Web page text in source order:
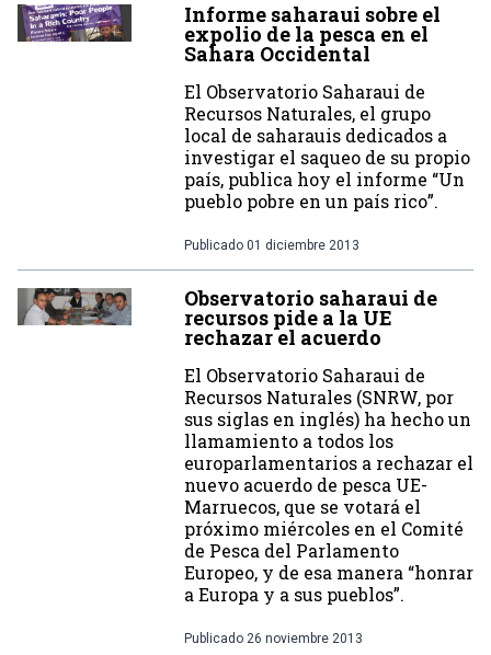
Informe saharaui sobre el
expolio de la pesca en el
Sahara Occidental
El Observatorio Saharaui de
Recursos Naturales, el grupo
local de saharauis dedicados a
investigar el saqueo de su propio
país, publica hoy el informe “Un
pueblo pobre en un país rico”.
Publicado 01 diciembre 2013
Observatorio saharaui de
recursos pide a la UE
rechazar el acuerdo
El Observatorio Saharaui de
Recursos Naturales (SNRW, por
sus siglas en inglés) ha hecho un
llamamiento a todos los
europarlamentarios a rechazar el
nuevo acuerdo de pesca UE-
Marruecos, que se votará el
próximo miércoles en el Comité
de Pesca del Parlamento
Europeo, y de esa manera “honrar
a Europa y a sus pueblos”.
Publicado 26 noviembre 2013